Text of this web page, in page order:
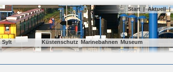
Start | Aktuell |
Sylt Küstenschutz Marinebahnen Museum